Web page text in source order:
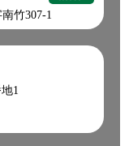
竹307-1
1